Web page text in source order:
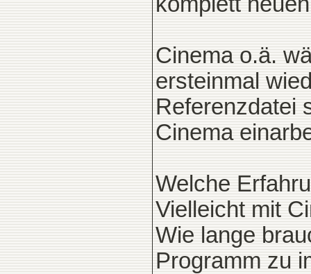
Cinema o.ä.
ersteinmal
Referenzdatei
Cinema
Welche
Vielleicht mit
Wie lange
Programm zu